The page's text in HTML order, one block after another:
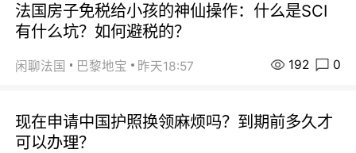
法国房子免税给小孩的神仙操作：什么是SCI
有什么坑？如何避税的？
闲聊法国 巴黎地宝 昨天18:57 192 0
现在申请中国护照换领麻烦吗？到期前多久才
可以办理？